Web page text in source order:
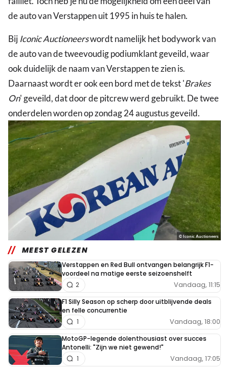
de auto van Verstappen uit 1995 in huis te halen.
Bij Iconic Auctioneerswordt namelijk het bodywork van
de auto van de tweevoudig podiumklant geveild, waar
ook duidelijk de naam van Verstappen te zien is.
Daarnaast wordt er ook een bord met de tekst 'Brakes
On' geveild, dat door de pitcrew werd gebruikt. De twee
onderdelen worden op zondag 24 augustus geveild.
© Iconic Auctioneers
MEEST GELEZEN
Verstappen en Red Bull ontvangen belangrijk F1-
voordeel na matige eerste seizoenshelft
Vandaag, 11:15
2
F1 Silly Season op scherp door uitblijvende deals
en felle concurrentie
Vandaag, 18:00
1
MotoGP-legende dolenthousiast over succes
Antonelli: "Zijn we niet gewend!"
Vandaag, 17:05
1